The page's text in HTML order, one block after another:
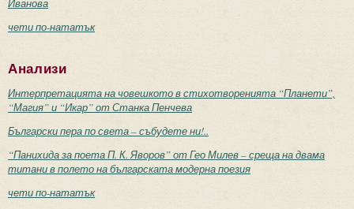
Иванова
чети по-нататък
Анализи
Интерпретацията на човешкото в стихотворенията “Планети”,
“Магия” и “Икар” от Станка Пенчева
Български пера по света – събудете ни!..
“Панихида за поета П. К. Яворов” от Гео Милев – среща на двама
титани в полето на българската модерна поезия
чети по-нататък